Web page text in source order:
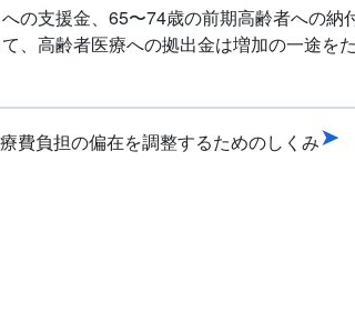
の支援金、65〜74歳の前期高齢者への納
、高齢者医療への拠出金は増加の一途を
費負担の偏在を調整するためのしくみ